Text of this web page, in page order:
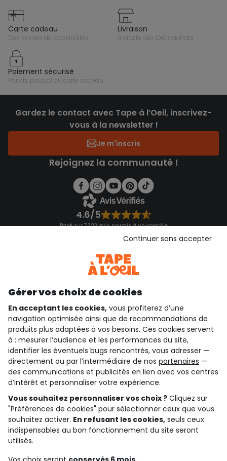
carte cadeau
des tonnes de possibilités !
livraison
gratuite dès 10€ d'achats
paiement sécurisé
par cb, paypal ou carte cadeau
Gardez le contact avec Tape à l’Oeil, inscrivez-
vous à la newsletter !
Je m'inscris
Rejoignez la communauté !
4.6/5
Basé sur 7 323 avis soumis à un contrôle
Consulter les CGU
qui sommes-nous ?
besoin d'aide ?
le club fidélité
notre catalogue
Conditions générales de ventes et d'utilisation
Conditions d’utilisation des réseaux sociaux
Politique de confidentialité
Gérer vos choix de cookies
En acceptant les cookies, vous profiterez d’une
navigation optimisée ainsi que de recommandations de
produits plus adaptées à vos besoins. Ces cookies servent
à : mesurer l’audience et les performances du site,
identifier les éventuels bugs rencontrés, vous adresser —
directement ou par l’intermédiaire de nos partenaires —
des communications et publicités en lien avec vos centres
d’intérêt et personnaliser votre expérience.
Vous souhaitez personnaliser vos choix ? Cliquez sur
"Préférences de cookies" pour sélectionner ceux que vous
souhaitez activer. En refusant les cookies, seuls ceux
indispensables au bon fonctionnement du site seront
utilisés.
Continuer sans accepter